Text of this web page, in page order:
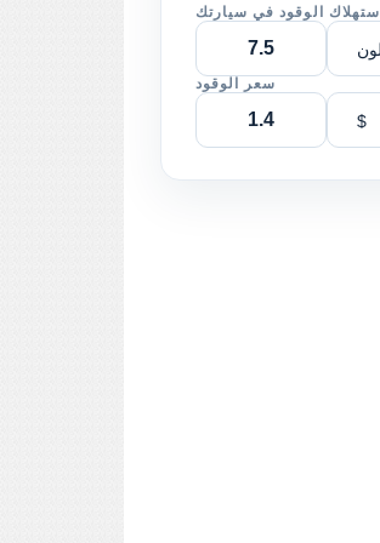
استهلاك الوقود في سيارتك
سعر الوقود
$